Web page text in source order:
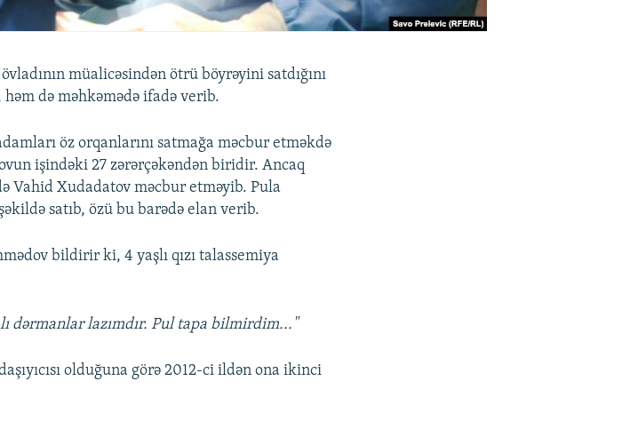
müalicəsindən ötrü böyrəyini satdığını
də məhkəmədə ifadə verib.
öz orqanlarını satmağa məcbur etməkdə
işindəki 27 zərərçəkəndən biridir. Ancaq
Vahid Xudadatov məcbur etməyib. Pula
satıb, özü bu barədə elan verib.
bildirir ki, 4 yaşlı qızı talassemiya
dərmanlar lazımdır. Pul tapa bilmirdim..."
olduğuna görə 2012-ci ildən ona ikinci